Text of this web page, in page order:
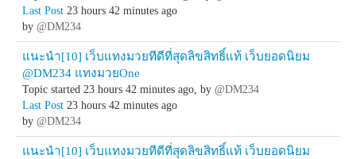
Last Post 23 hours 42 minutes ago
by @DM234
แนะนำ[10] เว็บแทงมวยทีดีที่สุดลิขสิทธิ์แท้ เว็บยอดนิยม
@DM234 แทงมวยOne
Topic started 23 hours 42 minutes ago, by @DM234
Last Post 23 hours 42 minutes ago
by @DM234
แนะนำ[10] เว็บแทงมวยทีดีที่สุดลิขสิทธิ์แท้ เว็บยอดนิยม